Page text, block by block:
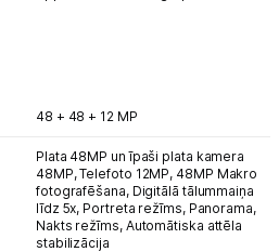
48 + 48 + 12 MP
Plata 48MP un īpaši plata kamera
48MP, Telefoto 12MP, 48MP Makro
fotografēšana, Digitālā tālummaiņa
līdz 5x, Portreta režīms, Panorama,
Nakts režīms, Automātiska attēla
stabilizācija